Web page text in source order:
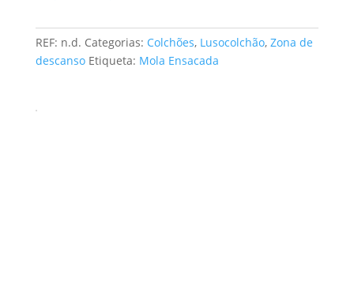
253,52 €
through
497,28 €
REF: n.d. Categorias: Colchões, Lusocolchão, Zona de
descanso Etiqueta: Mola Ensacada